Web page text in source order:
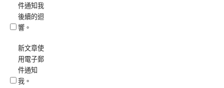
件通知我
後續的迴
響。
新文章使
用電子郵
件通知
我。